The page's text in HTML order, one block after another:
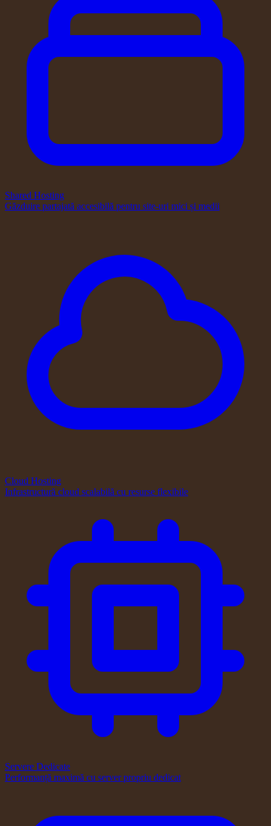
Shared Hosting
Găzduire partajată accesibilă pentru site-uri mici și medii
Cloud Hosting
Infrastructură cloud scalabilă cu resurse flexibile
Servere Dedicate
Performanță maximă cu server propriu dedicat